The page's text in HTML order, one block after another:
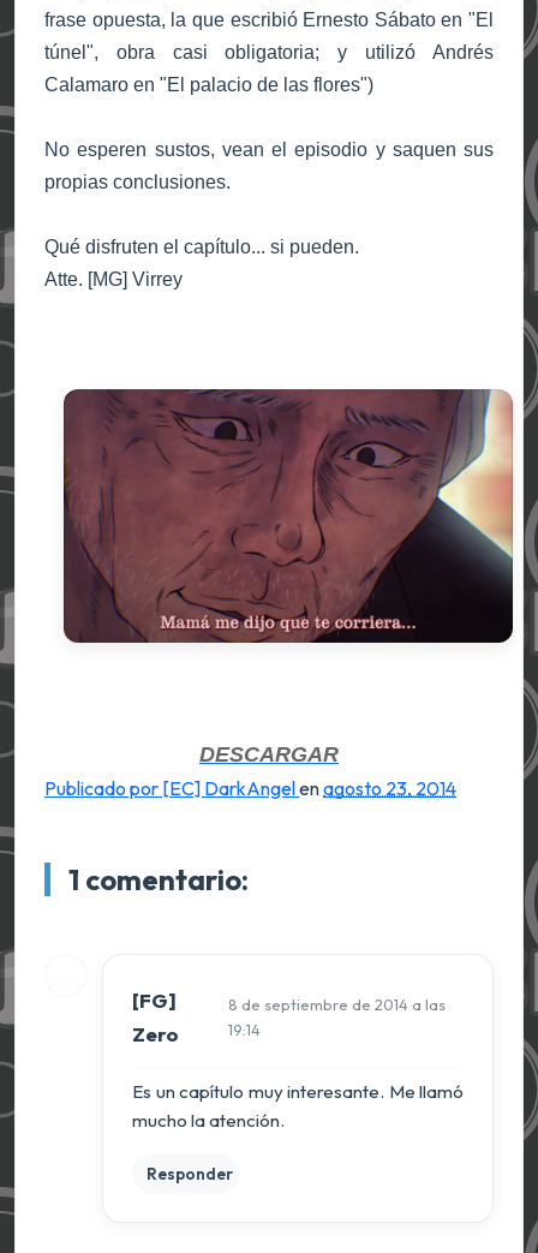
frase opuesta, la que escribió Ernesto Sábato en "El
túnel", obra casi obligatoria; y utilizó Andrés
Calamaro en "El palacio de las flores")
No esperen sustos, vean el episodio y saquen sus
propias conclusiones.
Qué disfruten el capítulo... si pueden.
Atte. [MG] Virrey
DESCARGAR
Publicado por [EC] DarkAngelenagosto 23, 2014
1 comentario:
[FG]
Zero
8 de septiembre de 2014 a las
19:14
Es un capítulo muy interesante. Me llamó
mucho la atención.
Responder